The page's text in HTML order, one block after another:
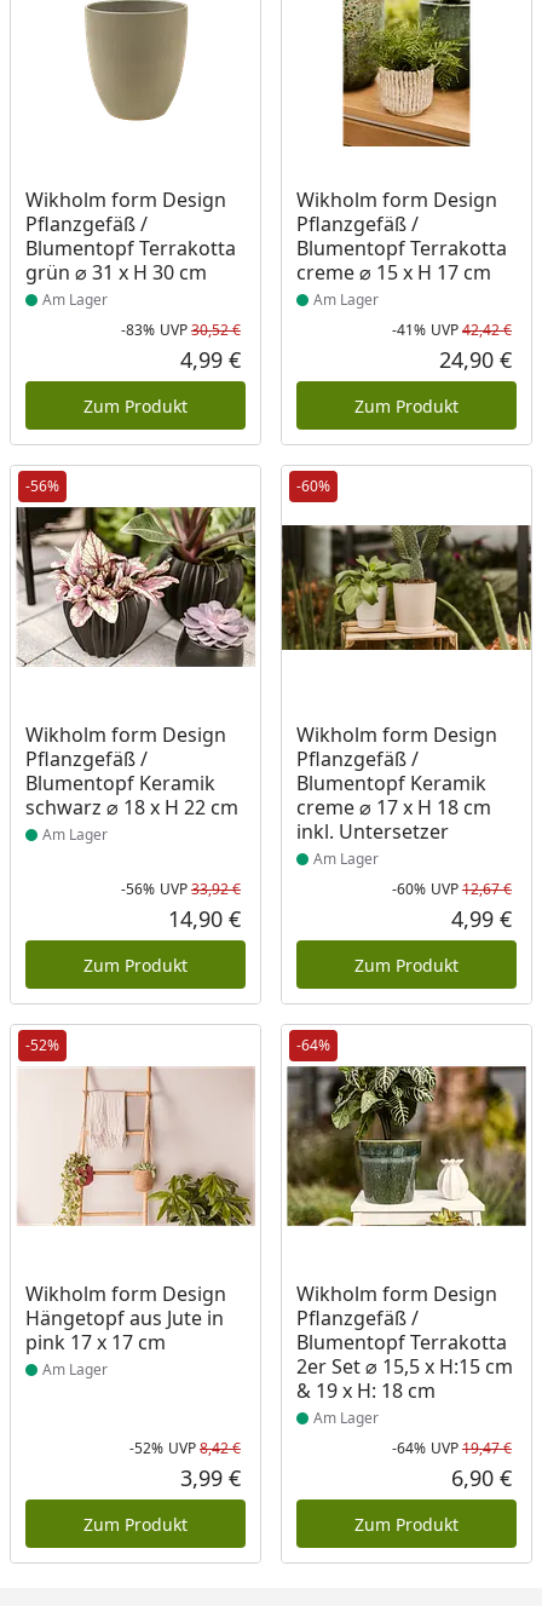
Wikholm form Design
Pflanzgefäß /
Blumentopf Terrakotta
grün ⌀ 31 x H 30 cm
Produkt am Lager
Am Lager
Rabatt in Prozent
-83%
Ursprünglicher Preis
UVP30,52 €
Aktueller Preis
4,99 €
Zum Produkt
Wikholm form Design
Pflanzgefäß /
Blumentopf Terrakotta
creme ⌀ 15 x H 17 cm
Produkt am Lager
Am Lager
-41% UVP42,42 €
24,90 €
Zum Produkt
-56%
Wikholm form Design
Pflanzgefäß /
Blumentopf Keramik
schwarz ⌀ 18 x H 22 cm
Produkt am Lager
Am Lager
Rabatt in Prozent
-56%
Ursprünglicher Preis
UVP33,92 €
Aktueller Preis
14,90 €
Zum Produkt
-60%
Wikholm form Design
Pflanzgefäß /
Blumentopf Keramik
creme ⌀ 17 x H 18 cm
inkl. Untersetzer
Produkt am Lager
Am Lager
-60% UVP12,67 €
4,99 €
Zum Produkt
-52%
Wikholm form Design
Hängetopf aus Jute in
pink 17 x 17 cm
Produkt am Lager
Am Lager
Rabatt in Prozent
-52%
Ursprünglicher Preis
UVP8,42 €
Aktueller Preis
3,99 €
Zum Produkt
-64%
Wikholm form Design
Pflanzgefäß /
Blumentopf Terrakotta
2er Set ⌀ 15,5 x H:15 cm
& 19 x H: 18 cm
Produkt am Lager
Am Lager
-64% UVP19,47 €
6,90 €
Zum Produkt